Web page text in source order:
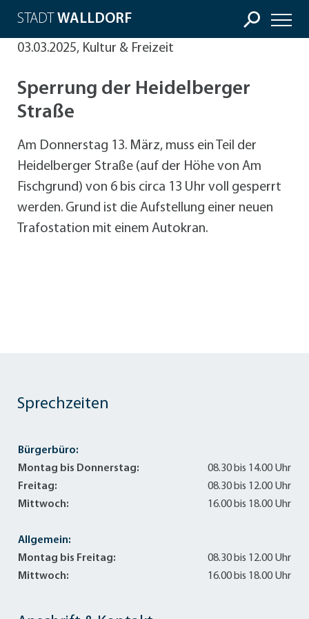
STADT WALLDORF
03.03.2025, Kultur & Freizeit
Sperrung der Heidelberger
Straße
Am Donnerstag 13. März, muss ein Teil der
Heidelberger Straße (auf der Höhe von Am
Fischgrund) von 6 bis circa 13 Uhr voll gesperrt
werden. Grund ist die Aufstellung einer neuen
Trafostation mit einem Autokran.
Sprechzeiten
Bürgerbüro:
Montag bis Donnerstag:
08.30 bis 14.00 Uhr
Freitag:
08.30 bis 12.00 Uhr
Mittwoch:
16.00 bis 18.00 Uhr
Allgemein:
Montag bis Freitag:
08.30 bis 12.00 Uhr
Mittwoch:
16.00 bis 18.00 Uhr